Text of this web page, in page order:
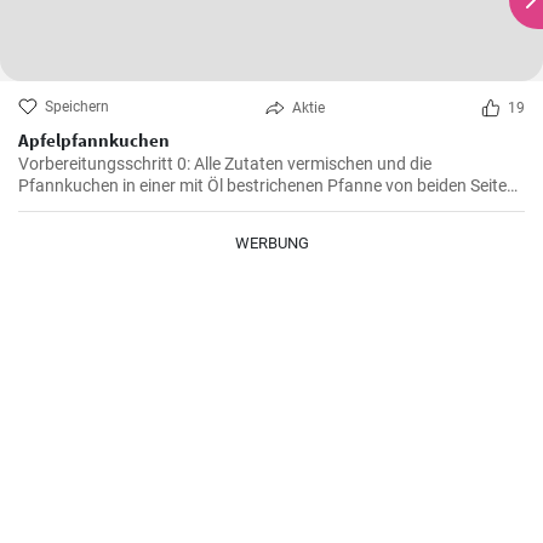
Speichern Aktie 19
Apfelpfannkuchen
Vorbereitungsschritt 0: Alle Zutaten vermischen und die
Pfannkuchen in einer mit Öl bestrichenen Pfanne von beiden Seiten
braten.
WERBUNG